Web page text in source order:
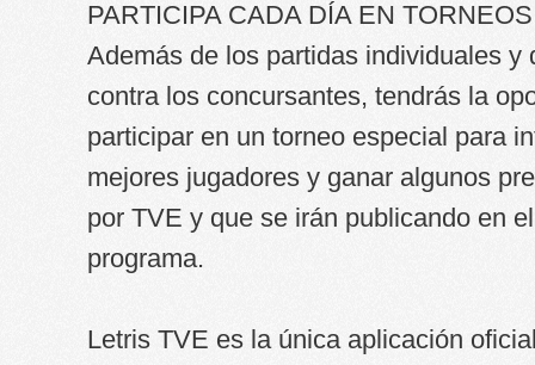
PARTICIPA CADA DÍA EN
Además de los partidas individuales y
contra los concursantes, tendrás la
participar en un torneo especial para
mejores jugadores y ganar algunos
por TVE y que se irán publicando en
programa.
Letris TVE es la única aplicación